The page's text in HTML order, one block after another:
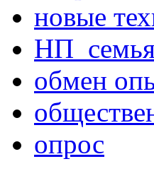
новые
обмен
опрос